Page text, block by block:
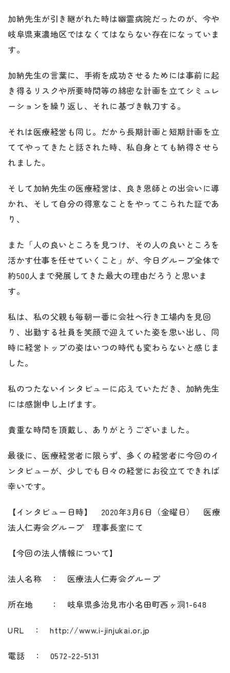
加納先生が引き継がれた時は幽霊病院だったのが、今や
岐阜県東濃地区ではなくてはならない存在になっていま
す。
加納先生の言葉に、手術を成功させるためには事前に起
き得るリスクや所要時間等の綿密な計画を立てシミュレ
ーションを繰り返し、それに基づき執刀する。
それは医療経営も同じ。だから長期計画と短期計画を立
ててやってきたと話された時、私自身とても納得させら
れました。
そして加納先生の医療経営は、良き恩師との出会いに導
かれ、そして自分の得意なことをやってこられた証であ
り、
また「人の良いところを見つけ、その人の良いところを
活かす仕事を任せていくこと」が、今日グループ全体で
約500人まで発展してきた最大の理由だろうと思いま
す。
私は、私の父親も毎朝一番に会社へ行き工場内を見回
り、出勤する社員を笑顔で迎えていた姿を思い出し、同
時に経営トップの姿はいつの時代も変わらないと感じま
した。
私のつたないインタビューに応えていただき、加納先生
には感謝申し上げます。
貴重な時間を頂戴し、ありがとうございました。
最後に、医療経営者に限らず、多くの経営者に今回のイ
ンタビューが、少しでも日々の経営にお役立てできれば
幸いです。
【インタビュー日時】 2020年3月6日（金曜日） 医療
法人仁寿会グループ 理事長室にて
【今回の法人情報について】
法人名称 ： 医療法人仁寿会グループ
所在地 ： 岐阜県多治見市小名田町西ヶ洞1-648
URL ： http://www.i-jinjukai.or.jp
電話 ： 0572-22-5131